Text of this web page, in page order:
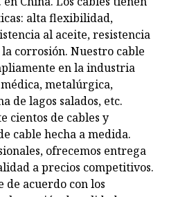
alta flexibilidad,
al aceite, resistencia
corrosión. Nuestro cable
en la industria
metalúrgica,
de lagos salados, etc.
cientos de cables y
cable hecha a medida.
ofrecemos entrega
a precios competitivos.
de acuerdo con los